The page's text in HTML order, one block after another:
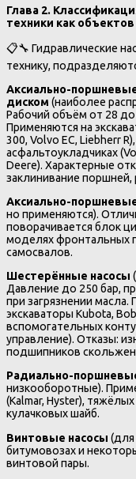
Глава 2.
техники как
📋🔧 Гидравлические
технику,
Аксиально-
диском (наиболее
Рабочий объём от 28
Применяются на
300, Volvo EC, Liebherr
асфальтоукладчиках
Deere). Характерные
заклинивание
Аксиально-
но применяются).
поворачивается блок
моделях фронтальных
самосвалов.
Шестерённые насосы
Давление до 250 бар,
при загрязнении
экскаваторы Kubota,
вспомогательных
управление). Отказы:
подшипников
Радиально-
низкооборотные).
(Kalmar, Hyster),
кулачковых шайб.
Винтовые насосы (для
битумовозах и
винтовой пары.